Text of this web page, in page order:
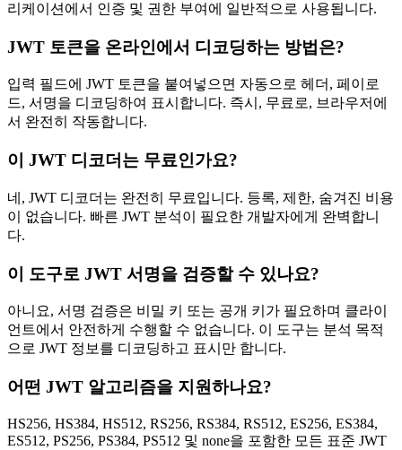
리케이션에서 인증 및 권한 부여에 일반적으로 사용됩니다.
JWT 토큰을 온라인에서 디코딩하는 방법은?
입력 필드에 JWT 토큰을 붙여넣으면 자동으로 헤더, 페이로
드, 서명을 디코딩하여 표시합니다. 즉시, 무료로, 브라우저에
서 완전히 작동합니다.
이 JWT 디코더는 무료인가요?
네, JWT 디코더는 완전히 무료입니다. 등록, 제한, 숨겨진 비용
이 없습니다. 빠른 JWT 분석이 필요한 개발자에게 완벽합니
다.
이 도구로 JWT 서명을 검증할 수 있나요?
아니요, 서명 검증은 비밀 키 또는 공개 키가 필요하며 클라이
언트에서 안전하게 수행할 수 없습니다. 이 도구는 분석 목적
으로 JWT 정보를 디코딩하고 표시만 합니다.
어떤 JWT 알고리즘을 지원하나요?
HS256, HS384, HS512, RS256, RS384, RS512, ES256, ES384,
ES512, PS256, PS384, PS512 및 none을 포함한 모든 표준 JWT